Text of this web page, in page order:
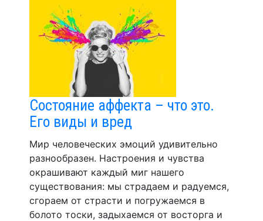
Состояние аффекта – что это.
Его виды и вред
Мир человеческих эмоций удивительно
разнообразен. Настроения и чувства
окрашивают каждый миг нашего
существования: мы страдаем и радуемся,
сгораем от страсти и погружаемся в
болото тоски, задыхаемся от восторга и